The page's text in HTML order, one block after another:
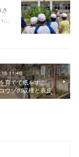
…
11:46
育てて紙をすこ
ウゾの収穫と表皮